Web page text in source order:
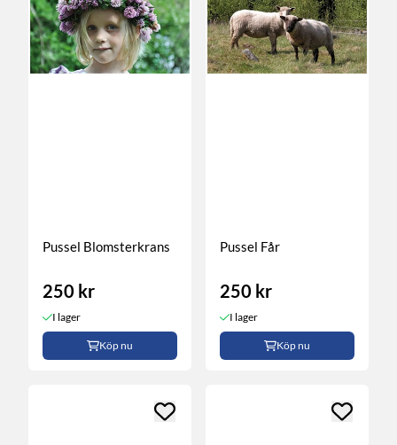
Pussel Blomsterkrans
250 kr
I lager
Köp nu
Pussel Får
250 kr
I lager
Köp nu